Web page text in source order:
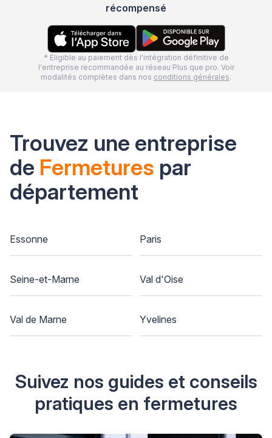
récompensé
* Eligible au paiement dès l'intégration définitive de
l'entreprise recommandée au réseau Plus que pro. Voir
modalités complètes dans nos conditions générales.
Trouvez une entreprise
de Fermetures par
département
Essonne Paris
Seine-et-Marne Val d'Oise
Val de Marne Yvelines
Suivez nos guides et conseils
pratiques en fermetures